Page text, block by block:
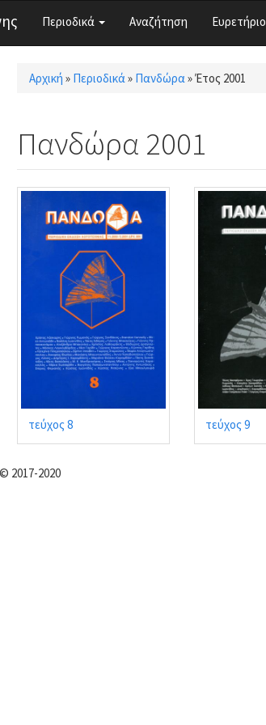
Περιοδικά Αναζήτηση Ευρετήριο
Είστε εδώ
Αρχική » Περιοδικά» Πανδώρα»Έτος 2001
Πανδώρα 2001
τεύχος 8 τεύχος 9
2017-2020